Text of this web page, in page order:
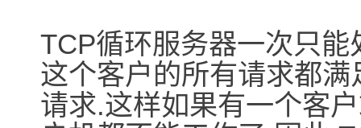
TCP循环服务器一次只
这个客户的所有请求都
请求.这样如果有一个客